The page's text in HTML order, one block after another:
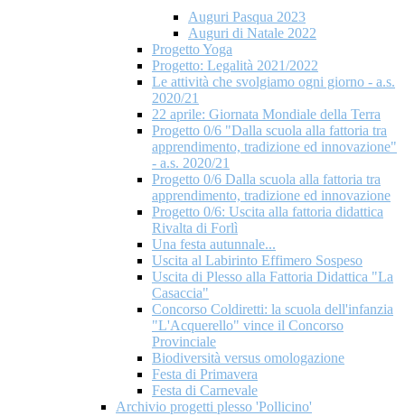
Auguri Pasqua 2023
Auguri di Natale 2022
Progetto Yoga
Progetto: Legalità 2021/2022
Le attività che svolgiamo ogni giorno - a.s.
2020/21
22 aprile: Giornata Mondiale della Terra
Progetto 0/6 "Dalla scuola alla fattoria tra
apprendimento, tradizione ed innovazione"
- a.s. 2020/21
Progetto 0/6 Dalla scuola alla fattoria tra
apprendimento, tradizione ed innovazione
Progetto 0/6: Uscita alla fattoria didattica
Rivalta di Forlì
Una festa autunnale...
Uscita al Labirinto Effimero Sospeso
Uscita di Plesso alla Fattoria Didattica "La
Casaccia"
Concorso Coldiretti: la scuola dell'infanzia
"L'Acquerello" vince il Concorso
Provinciale
Biodiversità versus omologazione
Festa di Primavera
Festa di Carnevale
Archivio progetti plesso 'Pollicino'